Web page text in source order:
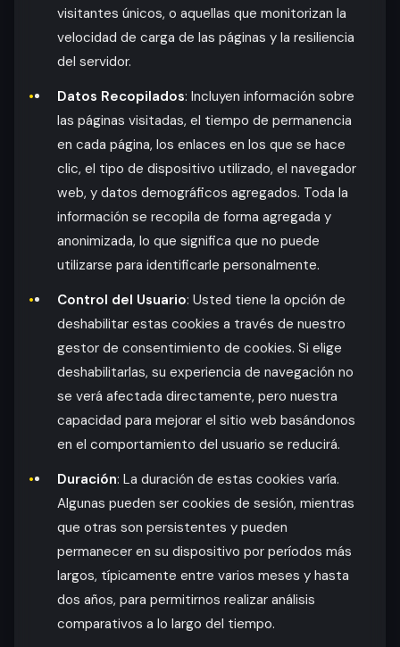
visitantes únicos, o aquellas que monitorizan la
velocidad de carga de las páginas y la resiliencia
del servidor.
Datos Recopilados: Incluyen información sobre
las páginas visitadas, el tiempo de permanencia
en cada página, los enlaces en los que se hace
clic, el tipo de dispositivo utilizado, el navegador
web, y datos demográficos agregados. Toda la
información se recopila de forma agregada y
anonimizada, lo que significa que no puede
utilizarse para identificarle personalmente.
Control del Usuario: Usted tiene la opción de
deshabilitar estas cookies a través de nuestro
gestor de consentimiento de cookies. Si elige
deshabilitarlas, su experiencia de navegación no
se verá afectada directamente, pero nuestra
capacidad para mejorar el sitio web basándonos
en el comportamiento del usuario se reducirá.
Duración: La duración de estas cookies varía.
Algunas pueden ser cookies de sesión, mientras
que otras son persistentes y pueden
permanecer en su dispositivo por períodos más
largos, típicamente entre varios meses y hasta
dos años, para permitirnos realizar análisis
comparativos a lo largo del tiempo.